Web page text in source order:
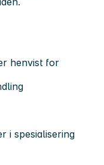
henvist for
i spesialisering